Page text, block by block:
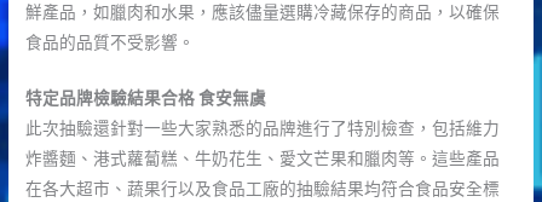
鮮產品，如臘肉和水果，應該儘量選購冷藏保存的商品，以確保
食品的品質不受影響。
特定品牌檢驗結果合格 食安無虞
此次抽驗還針對一些大家熟悉的品牌進行了特別檢查，包括維力
炸醬麵、港式蘿蔔糕、牛奶花生、愛文芒果和臘肉等。這些產品
在各大超市、蔬果行以及食品工廠的抽驗結果均符合食品安全標